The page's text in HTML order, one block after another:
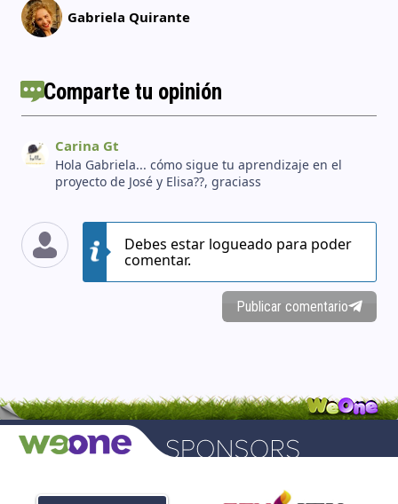
Gabriela Quirante
Comparte tu opinión
Carina Gt
Hola Gabriela... cómo sigue tu aprendizaje en el
proyecto de José y Elisa??, graciass
Debes estar logueado para poder
comentar.
Publicar comentario